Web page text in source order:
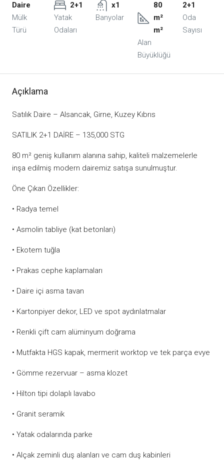
Daire
Mülk
Türü
2+1
Yatak
Odaları
x1
Banyolar
80
m²
m²
Alan
Büyüklüğü
2+1
Oda
Sayısı
Açıklama
Satılık Daire – Alsancak, Girne, Kuzey Kıbrıs
SATILIK 2+1 DAİRE – 135,000 STG
80 m² geniş kullanım alanına sahip, kaliteli malzemelerle
inşa edilmiş modern dairemiz satışa sunulmuştur.
Öne Çıkan Özellikler:
• Radya temel
• Asmolin tabliye (kat betonları)
• Ekotem tuğla
• Prakas cephe kaplamaları
• Daire içi asma tavan
• Kartonpiyer dekor, LED ve spot aydınlatmalar
• Renkli çift cam alüminyum doğrama
• Mutfakta HGS kapak, mermerit worktop ve tek parça evye
• Gömme rezervuar – asma klozet
• Hilton tipi dolaplı lavabo
• Granit seramik
• Yatak odalarında parke
• Alçak zeminli duş alanları ve cam duş kabinleri